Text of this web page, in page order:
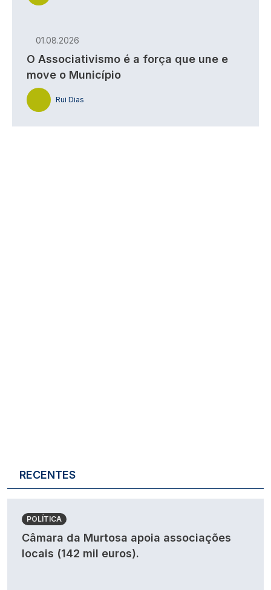
01.08.2026
O Associativismo é a força que une e
move o Município
Rui Dias
RECENTES
POLÍTICA
Câmara da Murtosa apoia associações
locais (142 mil euros).